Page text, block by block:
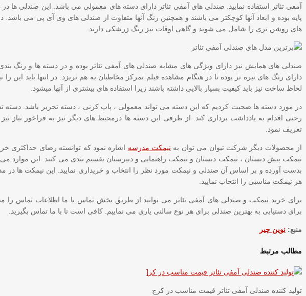
آمفی تئاتر استفاده نمایید. صندلی های آمفی تئاتر دارای دسته های معمولی می باشد. این صندلی
پایه بوده و ابعاد آنها کوچکتر می باشند و همچنین رنگ آنها متفاوت از صندلی های وی آی پی می
های روشن تری را شامل می شوند و گاهی اوقات نیز رنگ زرشکی دارند.
صندلی های همایش نیز دارای ویژگی های مشابه صندلی های آمفی تئاتر بوده و در دسته ها و رنگ
دارای رنگ های تیره تر بوده تا در هنگام مشاهده فیلم تمرکز مخاطبان به هم نریزد. در انتها باید
لحاظ ساخت نیز باید کیفیت بسیار بالایی داشته باشند زیرا استفاده های بیشتری از آنها میشود.
در مورد دسته ها صحبت کردیم که این دسته می تواند معمولی ، پاپ کرنی ، دسته تحریر باشد. دسته
رحتی اقدام به یادداشت برداری کند. از طرفی این دسته ها درمحیط های دیگر نیز به فراخور نیاز
تعریف نمود.
از محصولات دیگر شرکت تیوان می توان به نیمکت مدرسه اشاره نمود که توانسته رضای حداکثری
نیمکت پیش دبستان ، نیمکت دبستان و نیمکت راهنمایی و دبیرستان تقسیم بندی می کنند. این
بدست آورده و بر اساس آن صندلی و نیمکت مورد نظر را انتخاب و خریداری نمایید. این نیمکت ها در
هر نیمکت مناسبی را انتخاب نمایید.
برای خرید نیمکت و صندلی های آمفی تئاتر می توانید از طریق بخش تماس با ما اطلاعات تماس را
برای دستیابی به بهترین صندلی برای هر نوع سالنی یاری می نماییم. کافی است تا با ما تماس بگیرید.
منبع: نوین چیر
مطالب مرتبط
تولید کننده صندلی آمفی تئاتر قیمت مناسب در کرج